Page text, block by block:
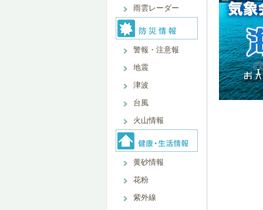
雨雲レーダー
警報・注意報
地震
津波
台風
火山情報
黄砂情報
花粉
紫外線